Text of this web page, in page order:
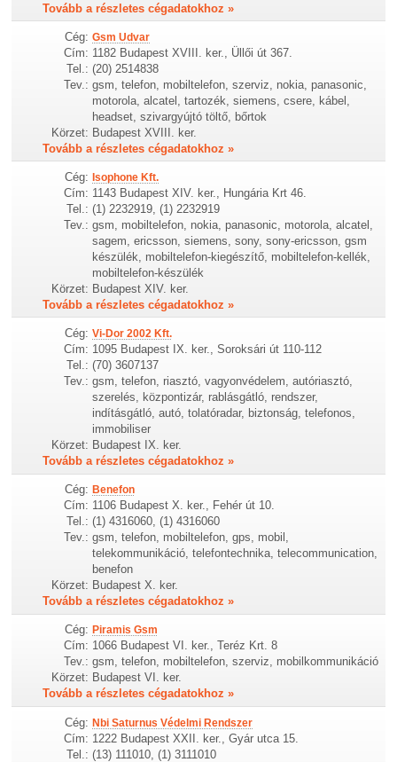
Tovább a részletes cégadatokhoz »
Cég: Gsm Udvar
Cím: 1182 Budapest XVIII. ker., Üllői út 367.
Tel.: (20) 2514838
Tev.: gsm, telefon, mobiltelefon, szerviz, nokia, panasonic,
motorola, alcatel, tartozék, siemens, csere, kábel,
headset, szivargyújtó töltő, bőrtok
Körzet: Budapest XVIII. ker.
Tovább a részletes cégadatokhoz »
Cég: Isophone Kft.
Cím: 1143 Budapest XIV. ker., Hungária Krt 46.
Tel.: (1) 2232919, (1) 2232919
Tev.: gsm, mobiltelefon, nokia, panasonic, motorola, alcatel,
sagem, ericsson, siemens, sony, sony-ericsson, gsm
készülék, mobiltelefon-kiegészítő, mobiltelefon-kellék,
mobiltelefon-készülék
Körzet: Budapest XIV. ker.
Tovább a részletes cégadatokhoz »
Cég: Vi-Dor 2002 Kft.
Cím: 1095 Budapest IX. ker., Soroksári út 110-112
Tel.: (70) 3607137
Tev.: gsm, telefon, riasztó, vagyonvédelem, autóriasztó,
szerelés, központizár, rablásgátló, rendszer,
indításgátló, autó, tolatóradar, biztonság, telefonos,
immobiliser
Körzet: Budapest IX. ker.
Tovább a részletes cégadatokhoz »
Cég: Benefon
Cím: 1106 Budapest X. ker., Fehér út 10.
Tel.: (1) 4316060, (1) 4316060
Tev.: gsm, telefon, mobiltelefon, gps, mobil,
telekommunikáció, telefontechnika, telecommunication,
benefon
Körzet: Budapest X. ker.
Tovább a részletes cégadatokhoz »
Cég: Piramis Gsm
Cím: 1066 Budapest VI. ker., Teréz Krt. 8
Tev.: gsm, telefon, mobiltelefon, szerviz, mobilkommunikáció
Körzet: Budapest VI. ker.
Tovább a részletes cégadatokhoz »
Cég: Nbi Saturnus Védelmi Rendszer
Cím: 1222 Budapest XXII. ker., Gyár utca 15.
Tel.: (13) 111010, (1) 3111010